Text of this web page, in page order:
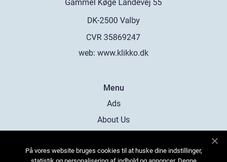
web: www.klikko.dk
Menu
Ads
About Us
Contact
På vores website bruges cookies til at huske dine indstillinger,